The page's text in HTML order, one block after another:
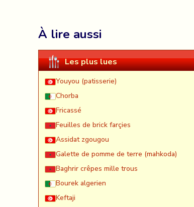
À lire aussi
Les plus lues
Youyou (patisserie)
Chorba
Fricassé
Feuilles de brick farçies
Assidat zgougou
Galette de pomme de terre (mahkoda)
Baghrir crêpes mille trous
Bourek algerien
Keftaji